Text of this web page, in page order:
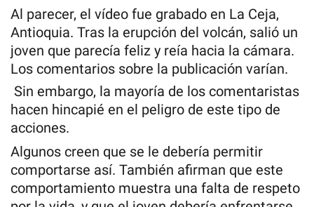
Al parecer, el vídeo fue grabado en La Ceja,
Antioquia. Tras la erupción del volcán, salió un
joven que parecía feliz y reía hacia la cámara.
Los comentarios sobre la publicación varían.
Sin embargo, la mayoría de los comentaristas
hacen hincapié en el peligro de este tipo de
acciones.
Algunos creen que se le debería permitir
comportarse así. También afirman que este
comportamiento muestra una falta de respeto